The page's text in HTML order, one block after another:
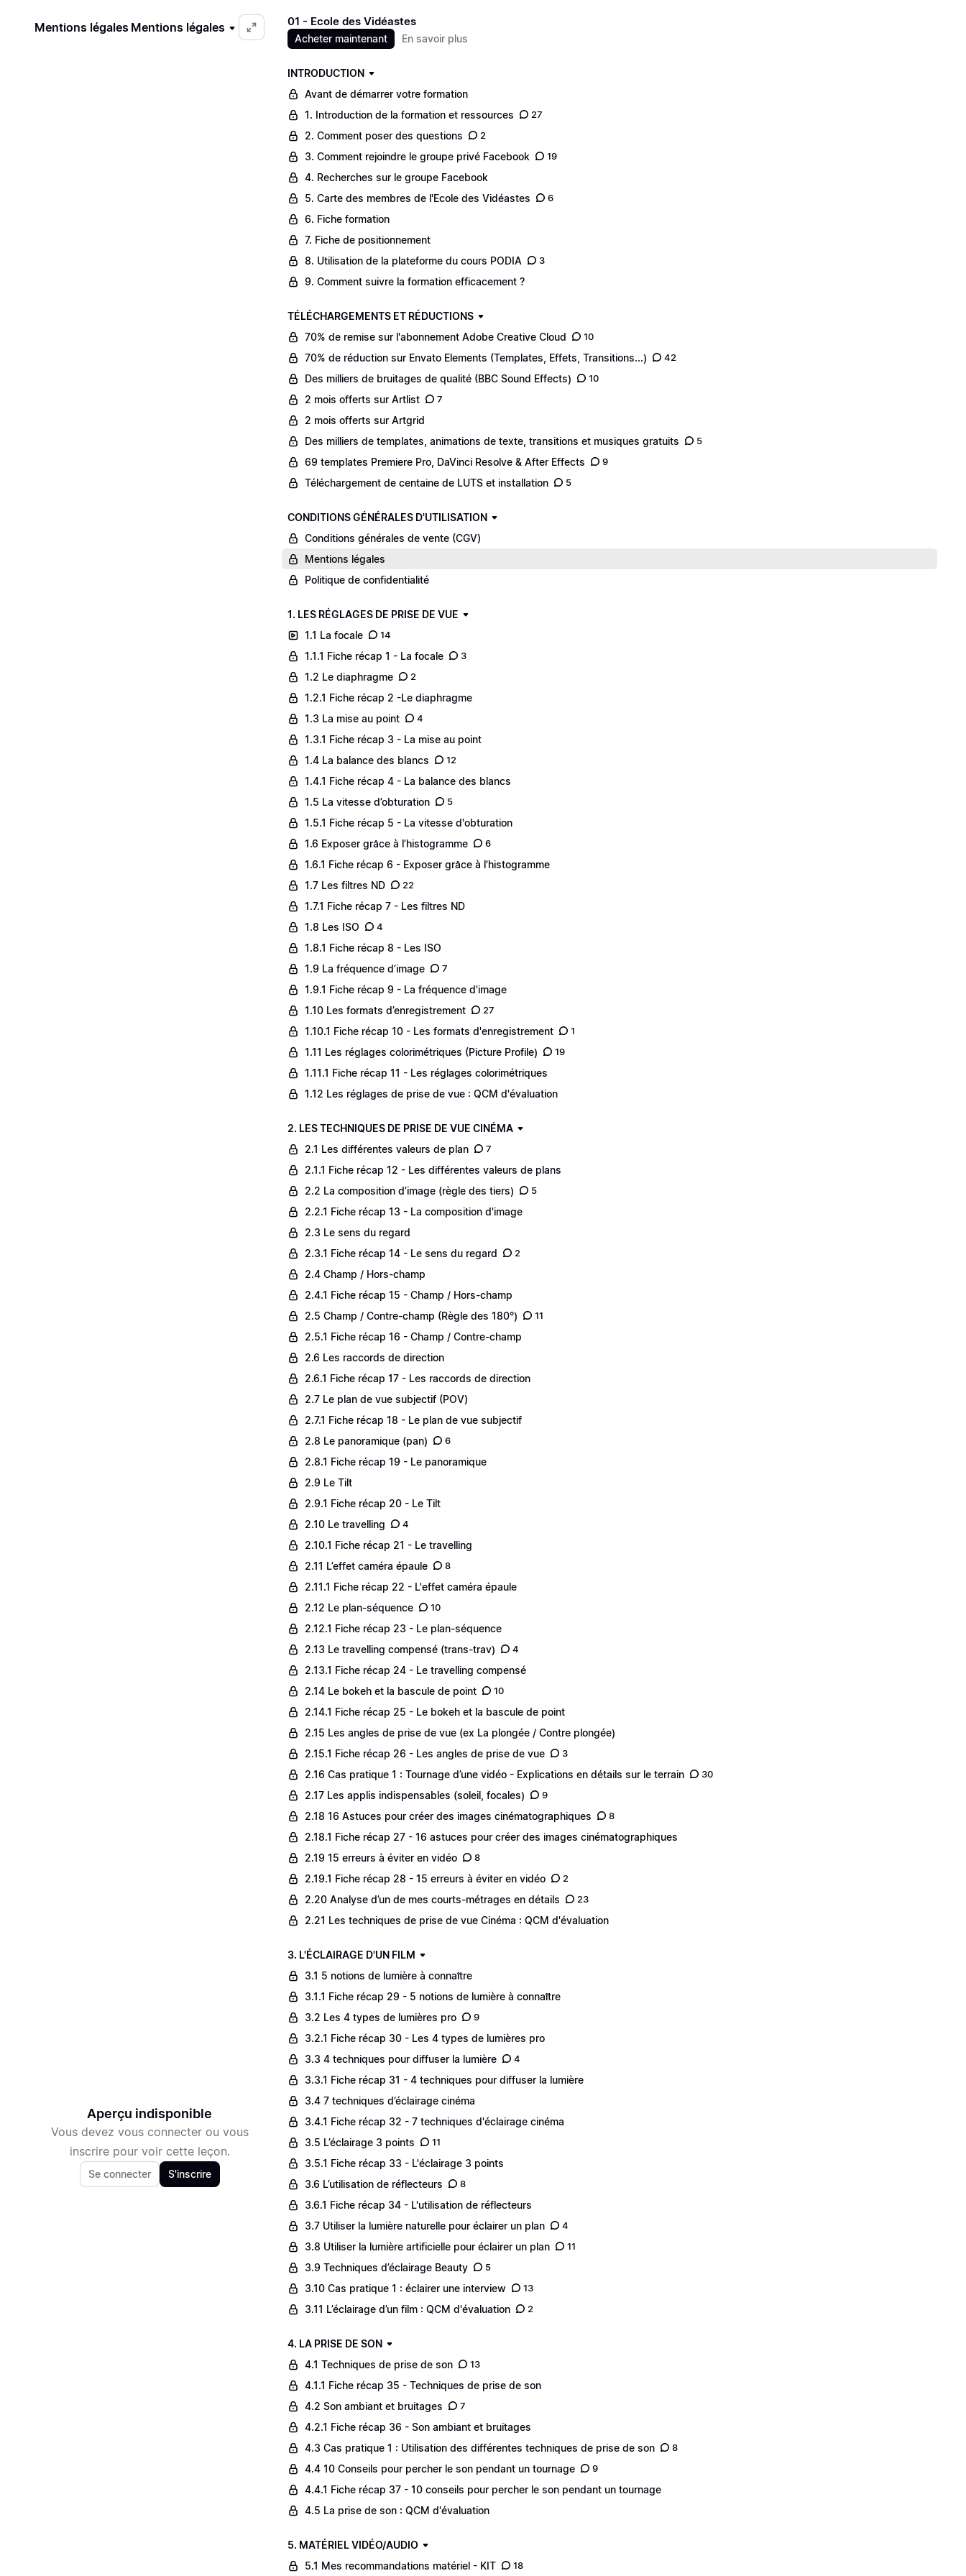
Mentions légales Mentions légales
Aperçu indisponible
Vous devez vous connecter ou vous
inscrire pour voir cette leçon.
Se connecter S'inscrire
01 - Ecole des Vidéastes
Acheter maintenant En savoir plus
INTRODUCTION
Avant de démarrer votre formation
1. Introduction de la formation et ressources
27
2. Comment poser des questions 2
3. Comment rejoindre le groupe privé Facebook 19
4. Recherches sur le groupe Facebook
5. Carte des membres de l'Ecole des Vidéastes
6
6. Fiche formation
7. Fiche de positionnement
8. Utilisation de la plateforme du cours PODIA
3
9. Comment suivre la formation efficacement ?
TÉLÉCHARGEMENTS ET RÉDUCTIONS
70% de remise sur l'abonnement Adobe Creative Cloud
10
70% de réduction sur Envato Elements (Templates, Effets, Transitions...) 42
Des milliers de bruitages de qualité (BBC Sound Effects) 10
2 mois offerts sur Artlist 7
2 mois offerts sur Artgrid
Des milliers de templates, animations de texte, transitions et musiques gratuits
5
69 templates Premiere Pro, DaVinci Resolve & After Effects 9
Téléchargement de centaine de LUTS et installation 5
CONDITIONS GÉNÉRALES D'UTILISATION
Conditions générales de vente (CGV)
Mentions légales
Politique de confidentialité
1. LES RÉGLAGES DE PRISE DE VUE
1.1 La focale
14
1.1.1 Fiche récap 1 - La focale 3
1.2 Le diaphragme 2
1.2.1 Fiche récap 2 -Le diaphragme
1.3 La mise au point
4
1.3.1 Fiche récap 3 - La mise au point
1.4 La balance des blancs
12
1.4.1 Fiche récap 4 - La balance des blancs
1.5 La vitesse d’obturation
5
1.5.1 Fiche récap 5 - La vitesse d'obturation
1.6 Exposer grâce à l’histogramme
6
1.6.1 Fiche récap 6 - Exposer grâce à l'histogramme
1.7 Les filtres ND
22
1.7.1 Fiche récap 7 - Les filtres ND
1.8 Les ISO
4
1.8.1 Fiche récap 8 - Les ISO
1.9 La fréquence d’image
7
1.9.1 Fiche récap 9 - La fréquence d'image
1.10 Les formats d’enregistrement
27
1.10.1 Fiche récap 10 - Les formats d'enregistrement 1
1.11 Les réglages colorimétriques (Picture Profile) 19
1.11.1 Fiche récap 11 - Les réglages colorimétriques
1.12 Les réglages de prise de vue : QCM d'évaluation
2. LES TECHNIQUES DE PRISE DE VUE CINÉMA
2.1 Les différentes valeurs de plan
7
2.1.1 Fiche récap 12 - Les différentes valeurs de plans
2.2 La composition d’image (règle des tiers)
5
2.2.1 Fiche récap 13 - La composition d'image
2.3 Le sens du regard
2.3.1 Fiche récap 14 - Le sens du regard
2
2.4 Champ / Hors-champ
2.4.1 Fiche récap 15 - Champ / Hors-champ
2.5 Champ / Contre-champ (Règle des 180°)
11
2.5.1 Fiche récap 16 - Champ / Contre-champ
2.6 Les raccords de direction
2.6.1 Fiche récap 17 - Les raccords de direction
2.7 Le plan de vue subjectif (POV)
2.7.1 Fiche récap 18 - Le plan de vue subjectif
2.8 Le panoramique (pan)
6
2.8.1 Fiche récap 19 - Le panoramique
2.9 Le Tilt
2.9.1 Fiche récap 20 - Le Tilt
2.10 Le travelling
4
2.10.1 Fiche récap 21 - Le travelling
2.11 L’effet caméra épaule
8
2.11.1 Fiche récap 22 - L'effet caméra épaule
2.12 Le plan-séquence
10
2.12.1 Fiche récap 23 - Le plan-séquence
2.13 Le travelling compensé (trans-trav)
4
2.13.1 Fiche récap 24 - Le travelling compensé
2.14 Le bokeh et la bascule de point
10
2.14.1 Fiche récap 25 - Le bokeh et la bascule de point
2.15 Les angles de prise de vue (ex La plongée / Contre plongée)
2.15.1 Fiche récap 26 - Les angles de prise de vue
3
2.16 Cas pratique 1 : Tournage d’une vidéo - Explications en détails sur le terrain 30
2.17 Les applis indispensables (soleil, focales) 9
2.18 16 Astuces pour créer des images cinématographiques 8
2.18.1 Fiche récap 27 - 16 astuces pour créer des images cinématographiques
2.19 15 erreurs à éviter en vidéo
8
2.19.1 Fiche récap 28 - 15 erreurs à éviter en vidéo 2
2.20 Analyse d’un de mes courts-métrages en détails 23
2.21 Les techniques de prise de vue Cinéma : QCM d'évaluation
3. L'ÉCLAIRAGE D'UN FILM
3.1 5 notions de lumière à connaître
3.1.1 Fiche récap 29 - 5 notions de lumière à connaître
3.2 Les 4 types de lumières pro
9
3.2.1 Fiche récap 30 - Les 4 types de lumières pro
3.3 4 techniques pour diffuser la lumière
4
3.3.1 Fiche récap 31 - 4 techniques pour diffuser la lumière
3.4 7 techniques d’éclairage cinéma
3.4.1 Fiche récap 32 - 7 techniques d'éclairage cinéma
3.5 L’éclairage 3 points
11
3.5.1 Fiche récap 33 - L'éclairage 3 points
3.6 L’utilisation de réflecteurs
8
3.6.1 Fiche récap 34 - L'utilisation de réflecteurs
3.7 Utiliser la lumière naturelle pour éclairer un plan
4
3.8 Utiliser la lumière artificielle pour éclairer un plan 11
3.9 Techniques d’éclairage Beauty 5
3.10 Cas pratique 1 : éclairer une interview 13
3.11 L’éclairage d’un film : QCM d'évaluation 2
4. LA PRISE DE SON
4.1 Techniques de prise de son
13
4.1.1 Fiche récap 35 - Techniques de prise de son
4.2 Son ambiant et bruitages
7
4.2.1 Fiche récap 36 - Son ambiant et bruitages
4.3 Cas pratique 1 : Utilisation des différentes techniques de prise de son
8
4.4 10 Conseils pour percher le son pendant un tournage 9
4.4.1 Fiche récap 37 - 10 conseils pour percher le son pendant un tournage
4.5 La prise de son : QCM d'évaluation
5. MATÉRIEL VIDÉO/AUDIO
5.1 Mes recommandations matériel - KIT
18